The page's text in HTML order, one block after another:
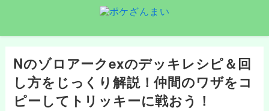
Nのゾロアークexのデッキレシピ＆回
し方をじっくり解説！仲間のワザをコ
ピーしてトリッキーに戦おう！